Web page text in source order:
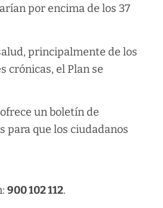
por encima de los 37
principalmente de los
crónicas, el Plan se
ofrece un boletín de
que los ciudadanos
900 102 112.